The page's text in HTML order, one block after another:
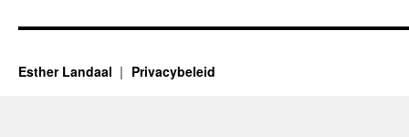
Esther Landaal Privacybeleid